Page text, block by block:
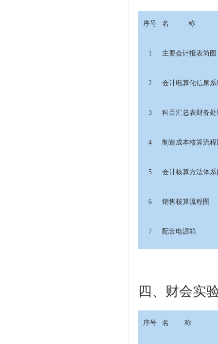
序号 名 称
1 主要会计报表简图
2 会计电算化信息系
3 科目汇总表财务
4 制造成本核算流程
5 会计核算方法体系
6 销售核算流程图
7 配套电源箱
四、财会实
序号 名 称